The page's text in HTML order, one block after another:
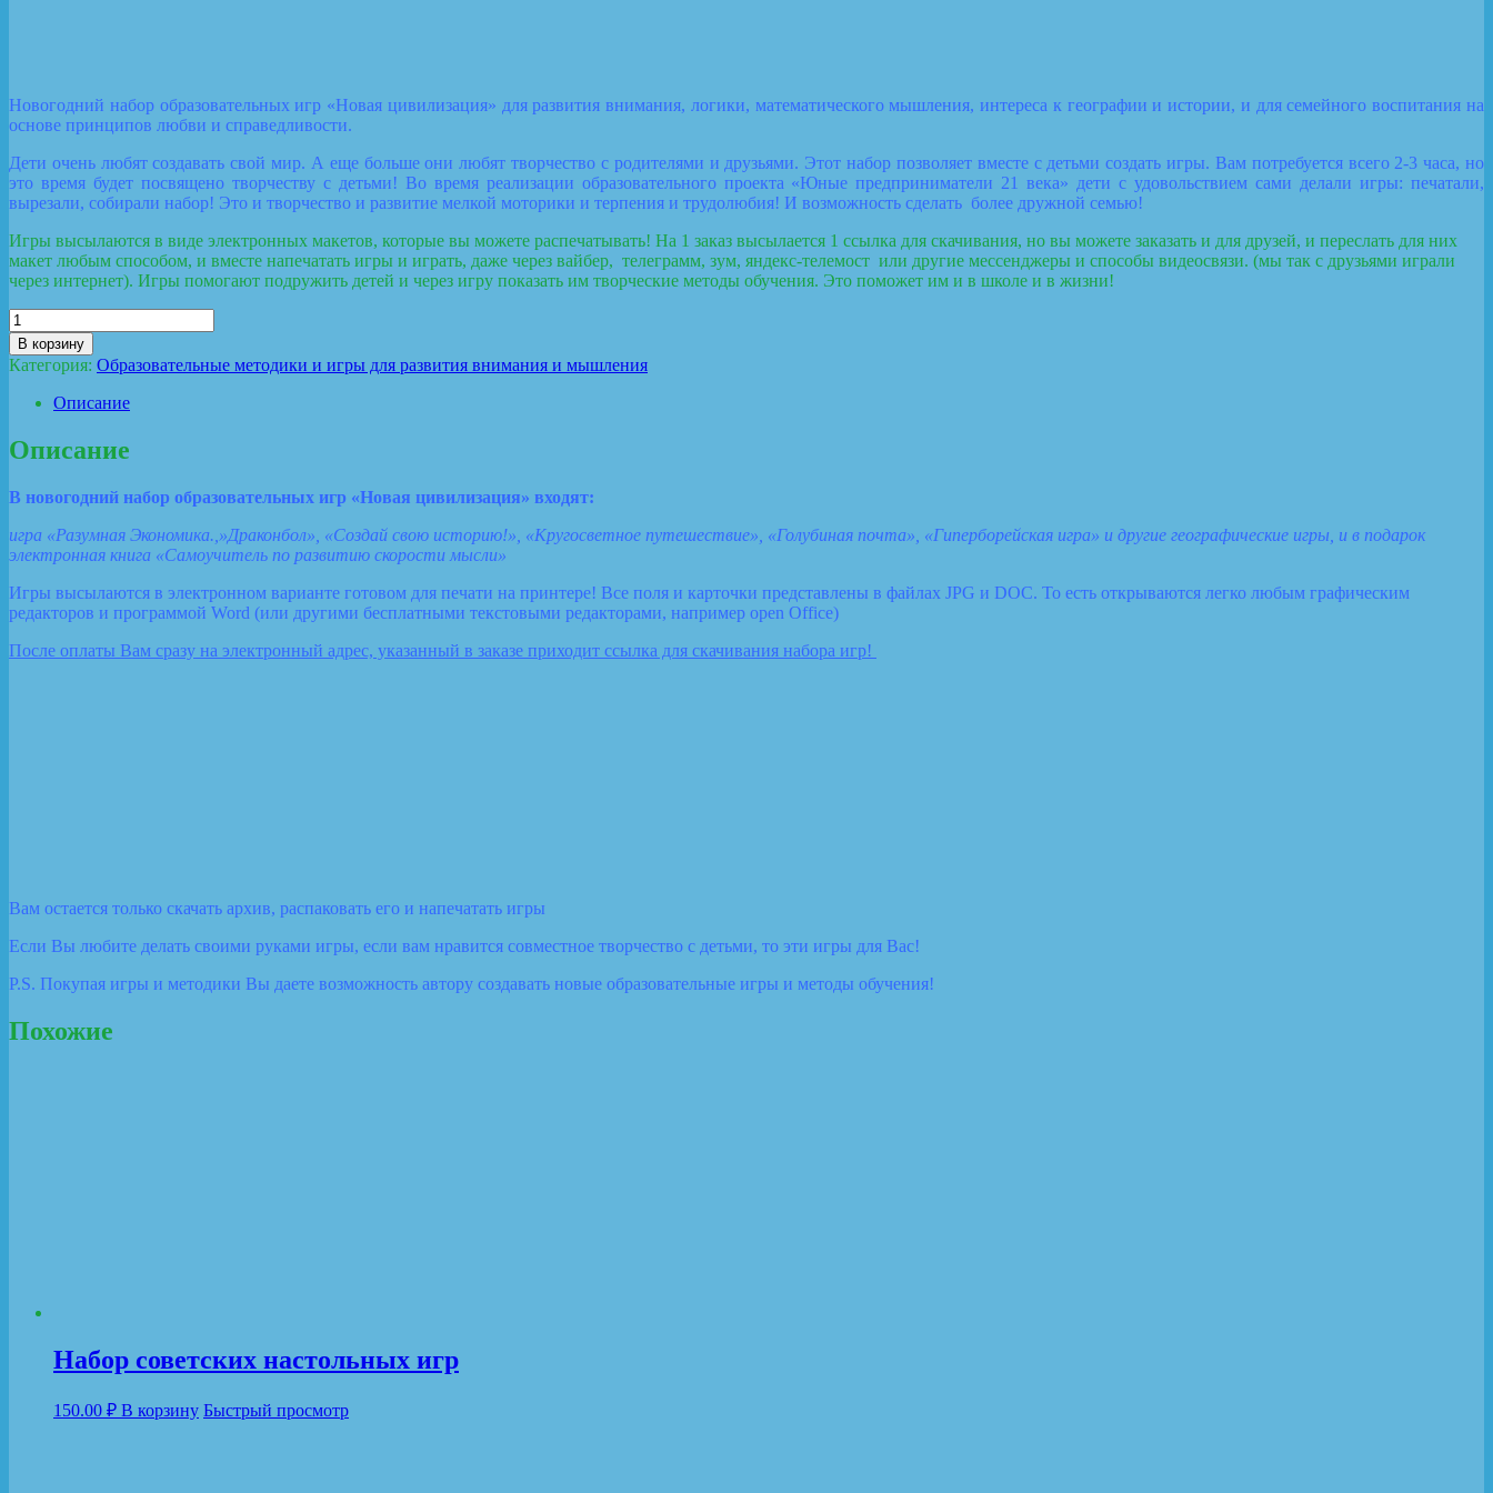
Новогодний набор образовательных игр «Новая цивилизация» для развития внимания, логики, математического мышления, интереса к географии и истории, и для семейного воспитания на
основе принципов любви и справедливости.
Дети очень любят создавать свой мир. А еще больше они любят творчество с родителями и друзьями. Этот набор позволяет вместе с детьми создать игры. Вам потребуется всего 2-3 часа, но
это время будет посвящено творчеству с детьми! Во время реализации образовательного проекта «Юные предприниматели 21 века» дети с удовольствием сами делали игры: печатали,
вырезали, собирали набор! Это и творчество и развитие мелкой моторики и терпения и трудолюбия! И возможность сделать более дружной семью!
Игры высылаются в виде электронных макетов, которые вы можете распечатывать! На 1 заказ высылается 1 ссылка для скачивания, но вы можете заказать и для друзей, и переслать для них
макет любым способом, и вместе напечатать игры и играть, даже через вайбер, телеграмм, зум, яндекс-телемост или другие мессенджеры и способы видеосвязи. (мы так с друзьями играли
через интернет). Игры помогают подружить детей и через игру показать им творческие методы обучения. Это поможет им и в школе и в жизни!
Количество
товара
Набор
образовательных
«Новая
цивилизация»
В корзину
Категория: Образовательные методики и игры для развития внимания и мышления
Описание
Описание
В новогодний набор образовательных игр «Новая цивилизация» входят:
игра «Разумная Экономика.,»Драконбол», «Создай свою историю!», «Кругосветное путешествие», «Голубиная почта», «Гиперборейская игра» и другие географические игры, и в подарок
электронная книга «Самоучитель по развитию скорости мысли»
Игры высылаются в электронном варианте готовом для печати на принтере! Все поля и карточки представлены в файлах JPG и DOC. То есть открываются легко любым графическим
редакторов и программой Word (или другими бесплатными текстовыми редакторами, например open Office)
После оплаты Вам сразу на электронный адрес, указанный в заказе приходит ссылка для скачивания набора игр!
Вам остается только скачать архив, распаковать его и напечатать игры
Если Вы любите делать своими руками игры, если вам нравится совместное творчество с детьми, то эти игры для Вас!
P.S. Покупая игры и методики Вы даете возможность автору создавать новые образовательные игры и методы обучения!
Похожие
Набор советских настольных игр
150.00 ₽ В корзину Быстрый просмотр